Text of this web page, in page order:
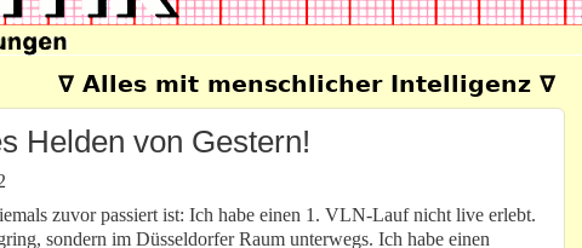
∇ Alles mit menschlicher Intelligenz ∇
Helden von Gestern!
zuvor passiert ist: Ich habe einen 1. VLN-Lauf nicht live erlebt.
sondern im Düsseldorfer Raum unterwegs. Ich habe einen